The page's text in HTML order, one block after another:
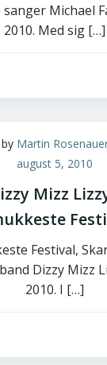
Michael
2010. Med sig […]
by Martin
august 5, 2010
Mizz
Festival,
Dizzy Mizz
2010. I […]